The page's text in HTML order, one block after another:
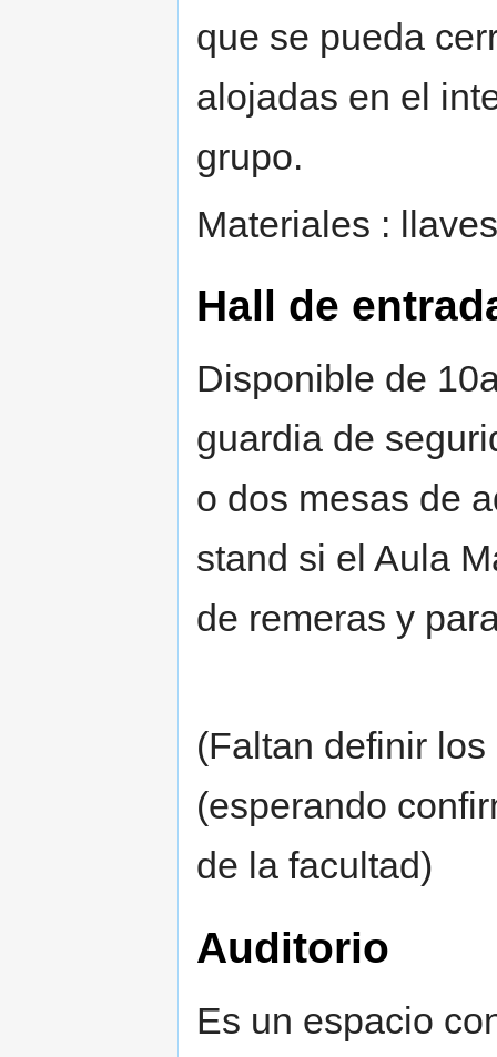
que se pueda
alojadas en el
grupo.
Materiales : llaves
Hall de
Disponible de
guardia de
o dos mesas de
stand si el Aula
de remeras y
(Faltan definir
(esperando
de la facultad)
Auditorio
Es un espacio